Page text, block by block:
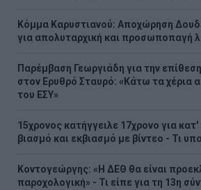
Κόμμα Καρυστιανού: Αποχώρηση
για απολυταρχική και προσωποπαγή
Παρέμβαση Γεωργιάδη για την
στον Ερυθρό Σταυρό: «Κάτω τα χέρια
του ΕΣΥ»
15χρονος κατήγγειλε 17χρονο για
βιασμό και εκβιασμό με βίντεο - Τι
Κοντογεώργης: «Η ΔΕΘ θα είναι
παροχολογική» - Τι είπε για τη 13η